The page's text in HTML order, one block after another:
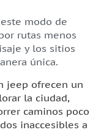
modo de
rutas menos
y los sitios
única.
jeep ofrecen un
la ciudad,
caminos poco
inaccesibles a